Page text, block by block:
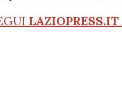
LAZIOPRESS.IT